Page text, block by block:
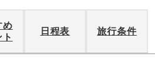
め
日程表 旅行条件